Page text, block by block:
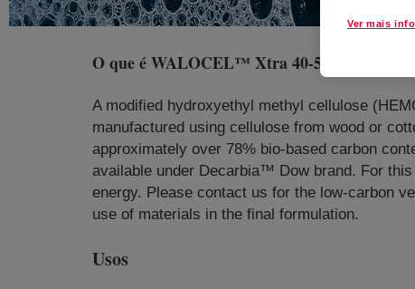
O que éWALOCEL™ Xtra 40-50 Cellulose
A modified hydroxyethyl methyl cellulose
manufactured using cellulose from wood or
approximately over 78% bio-based carbon
available under Decarbia™ Dow brand. For
energy. Please contact us for the low-carbon
use of materials in the final formulation.
Usos
Ver mais